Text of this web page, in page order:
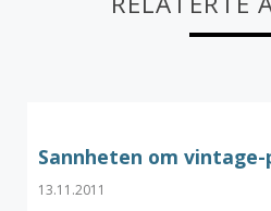
Sannheten om vintage-
13.11.2011